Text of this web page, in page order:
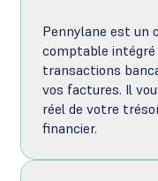
Pennylane est un
comptable intégré
transactions
vos factures. Il
réel de votre
financier.